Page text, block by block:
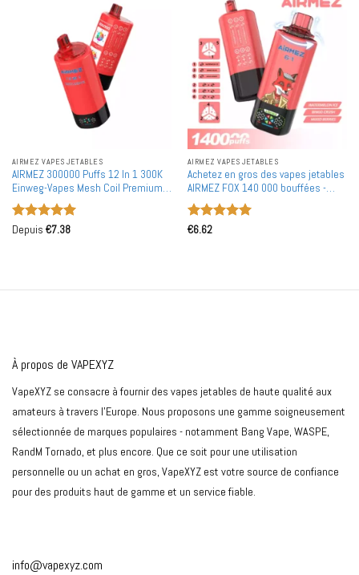
AIRMEZ VAPES JETABLES
AIRMEZ 300000 Puffs 12 In 1 300K
Einweg-Vapes Mesh Coil Premium
Smart Display Großhandel Massen
Kauf
Note 5sur
Depuis €7.38
AIRMEZ VAPES JETABLES
Achetez en gros des vapes jetables
AIRMEZ FOX 140 000 bouffées -
140K en 6 combinaisons de
saveurs, mode écran petit - vente
en gros
Note
€6.62
À propos de VAPEXYZ
VapeXYZ se consacre à fournir des vapes jetables de haute qualité aux
amateurs à travers l'Europe. Nous proposons une gamme soigneusement
sélectionnée de marques populaires - notamment Bang Vape, WASPE,
RandM Tornado, et plus encore. Que ce soit pour une utilisation
personnelle ou un achat en gros, VapeXYZ est votre source de confiance
pour des produits haut de gamme et un service fiable.
info@vapexyz.com